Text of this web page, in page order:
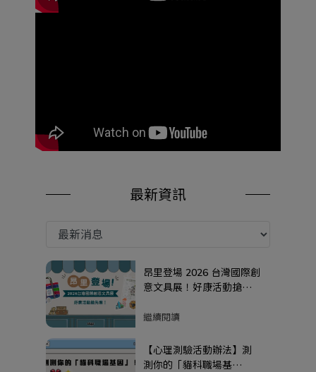
最新資訊
昂里登場 2026 台灣國際創
意文具展！好康活動搶先
繼續閱讀
【心理測驗活動辦法】測
測你的「貓科職場基